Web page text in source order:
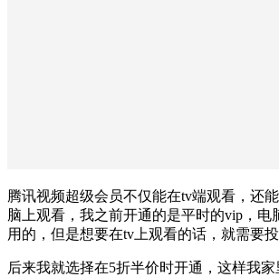
腾讯视频超级会员不仅能在tv端观看，还
脑上观看，我之前开通的是平时的vip，电
用的，但是想要在tv上观看的话，就需要投
后来我就选择在5折半价时开通，这样我家